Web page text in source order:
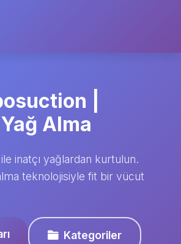
|
Alma
inatçı yağlardan kurtulun.
teknolojisiyle fit bir vücut
Kategoriler